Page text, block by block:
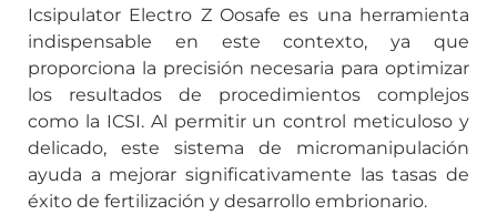
Icsipulator Electro Z Oosafe es una herramienta
indispensable en este contexto, ya que
proporciona la precisión necesaria para optimizar
los resultados de procedimientos complejos
como la ICSI. Al permitir un control meticuloso y
delicado, este sistema de micromanipulación
ayuda a mejorar significativamente las tasas de
éxito de fertilización y desarrollo embrionario.